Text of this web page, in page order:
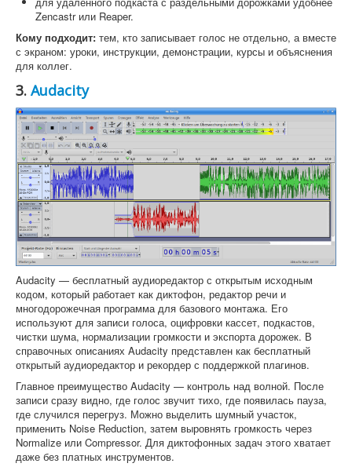
Zencastr или Reaper.
Кому подходит: тем, кто записывает голос не отдельно, а вместе
с экраном: уроки, инструкции, демонстрации, курсы и объяснения
для коллег.
3. Audacity
Audacity — бесплатный аудиоредактор с открытым исходным
кодом, который работает как диктофон, редактор речи и
многодорожечная программа для базового монтажа. Его
используют для записи голоса, оцифровки кассет, подкастов,
чистки шума, нормализации громкости и экспорта дорожек. В
справочных описаниях Audacity представлен как бесплатный
открытый аудиоредактор и рекордер с поддержкой плагинов.
Главное преимущество Audacity — контроль над волной. После
записи сразу видно, где голос звучит тихо, где появилась пауза,
где случился перегруз. Можно выделить шумный участок,
применить Noise Reduction, затем выровнять громкость через
Normalize или Compressor. Для диктофонных задач этого хватает
даже без платных инструментов.